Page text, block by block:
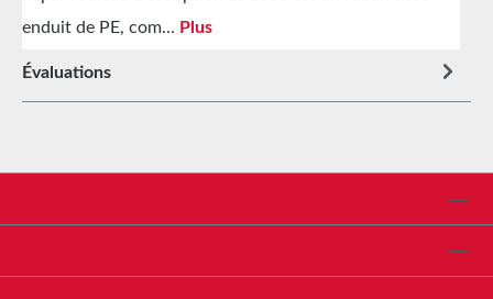
enduit de PE, com… Plus
Évaluations